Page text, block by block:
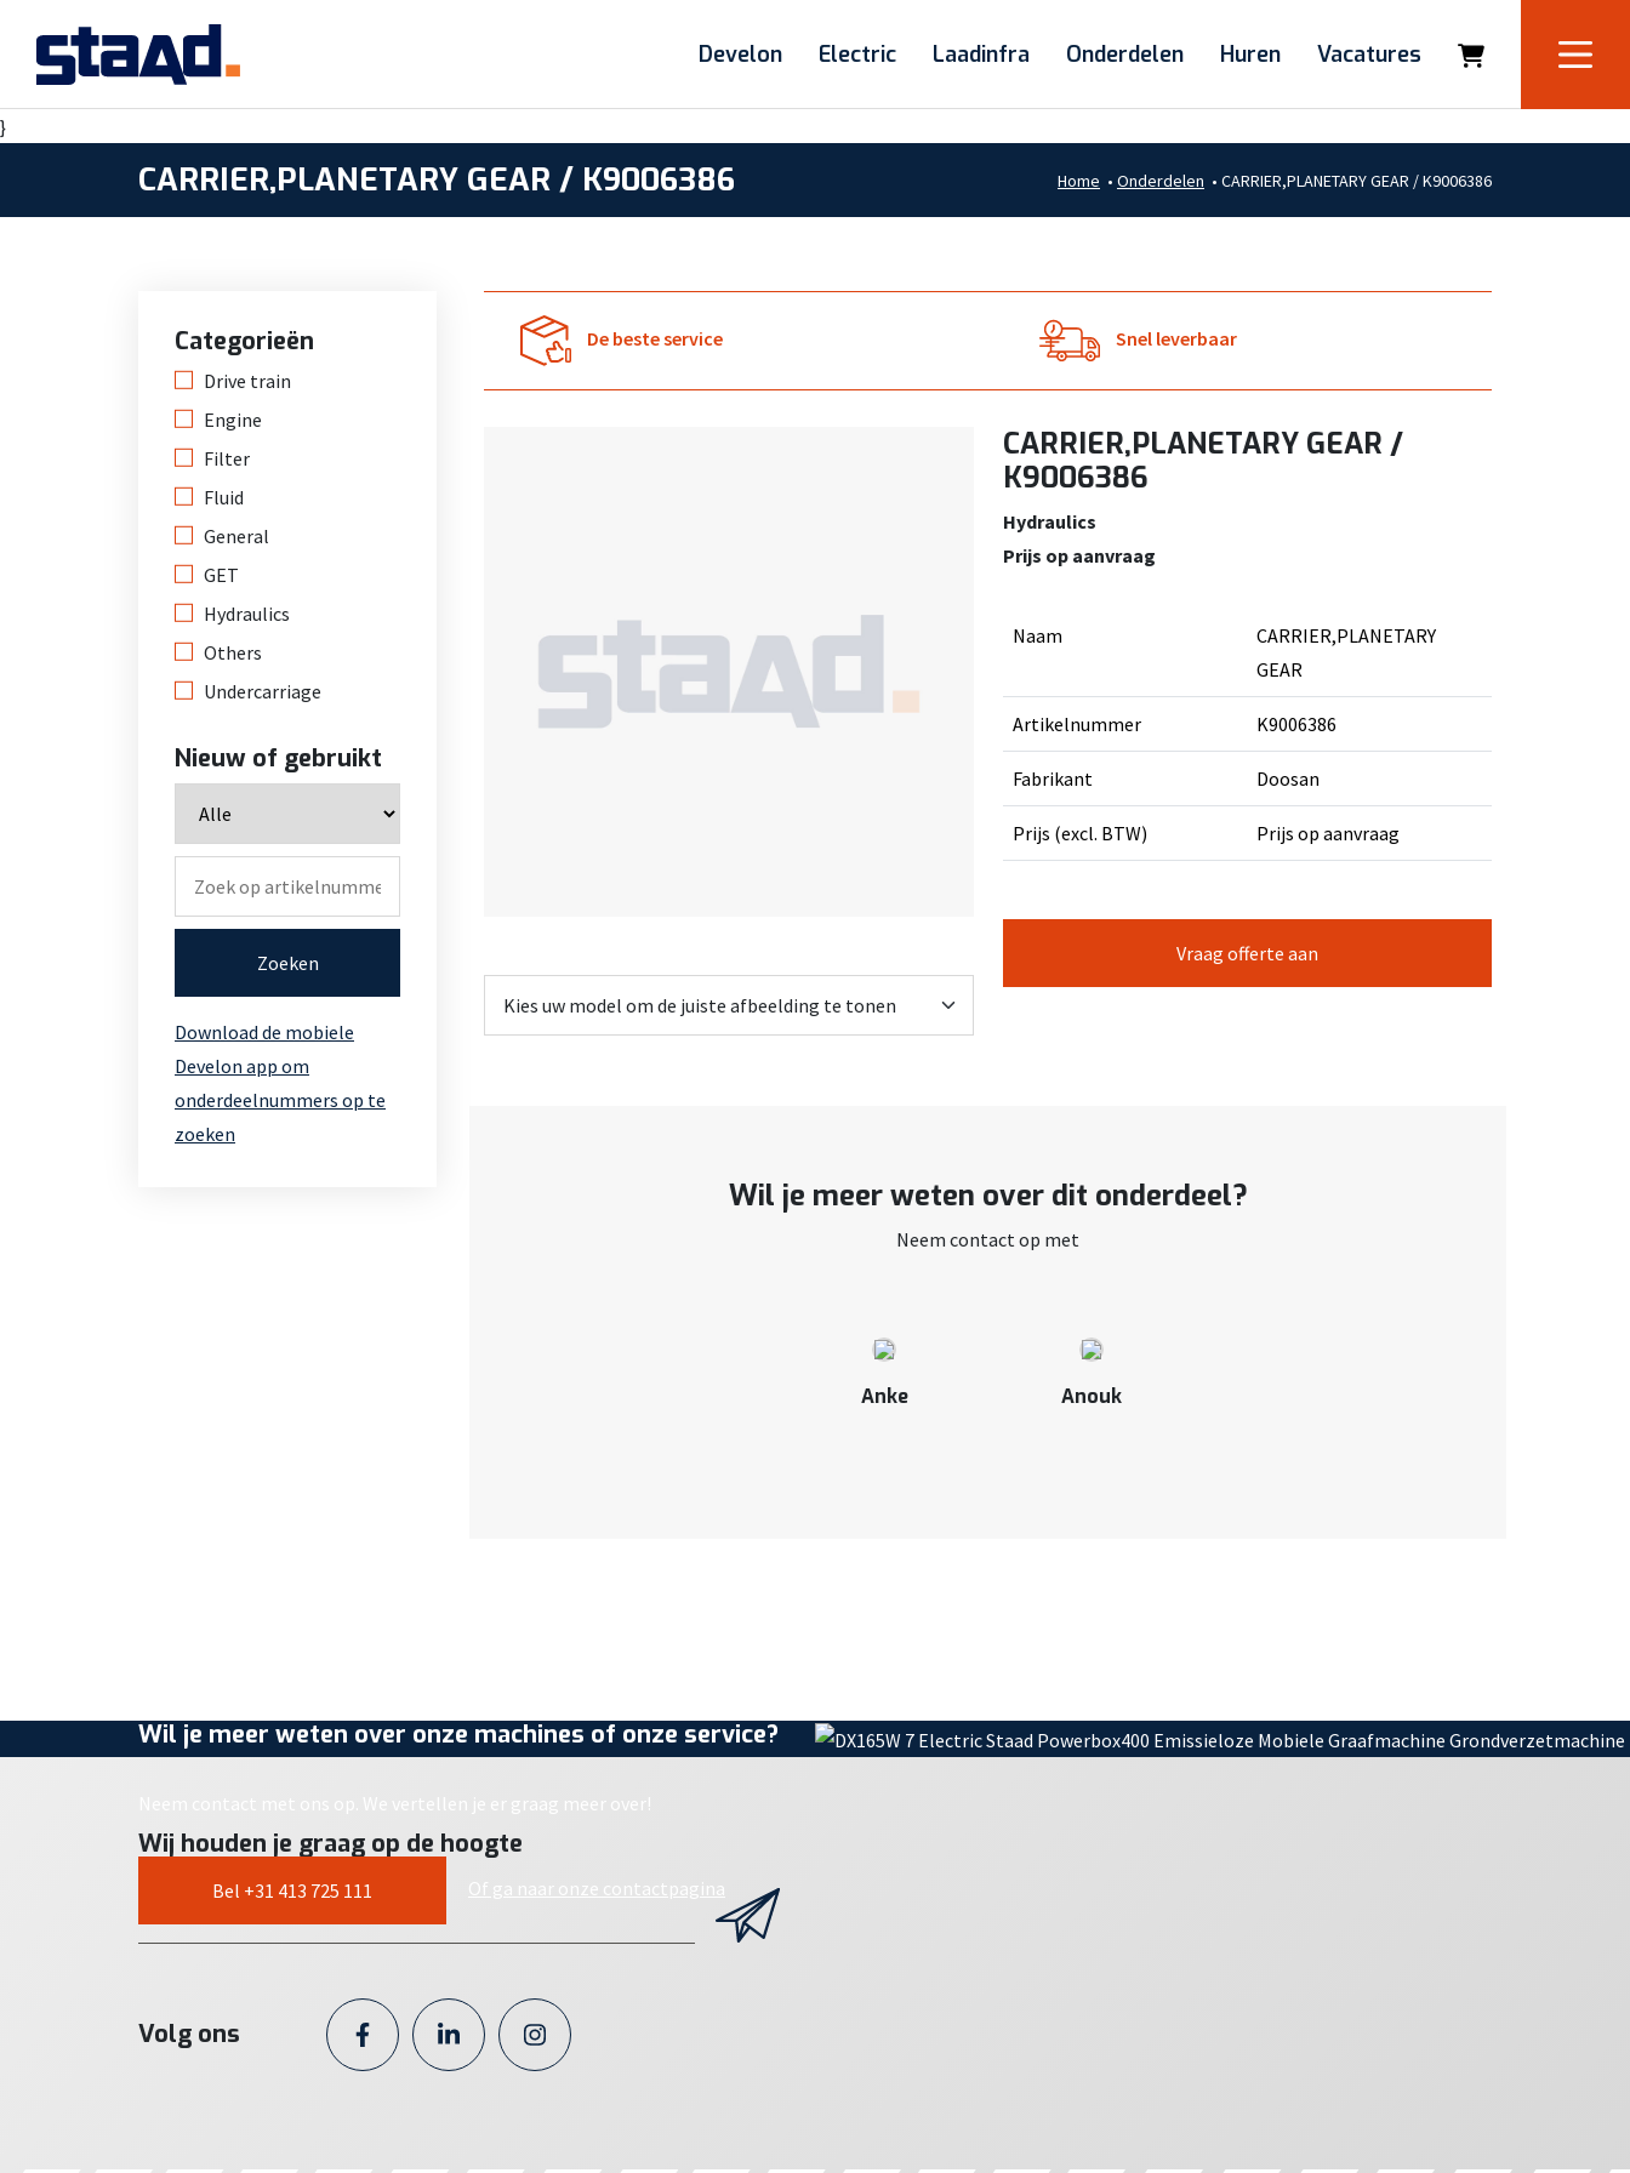
Develon Electric Laadinfra Onderdelen Huren Vacatures
}
CARRIER,PLANETARY GEAR / K9006386 Home • Onderdelen • CARRIER,PLANETARY GEAR / K9006386
Categorieën
Drive train
Engine
Filter
Fluid
General
GET
Hydraulics
Others
Undercarriage
Nieuw of gebruikt
Zoeken
Download de mobiele
Develon app om
onderdeelnummers op te
zoeken
De beste service Snel leverbaar
CARRIER,PLANETARY GEAR /
K9006386
Hydraulics
Prijs op aanvraag
Naam
CARRIER,PLANETARY
GEAR
Artikelnummer K9006386
Fabrikant Doosan
Prijs (excl. BTW) Prijs op aanvraag
Vraag offerte aan
Wil je meer weten over dit onderdeel?
Neem contact op met
Anke Anouk
Wil je meer weten over onze machines of onze service?
Neem contact met ons op. We vertellen je er graag meer over!
Bel +31 413 725 111 Of ga naar onze contactpagina
Wij houden je graag op de hoogte
Volg ons